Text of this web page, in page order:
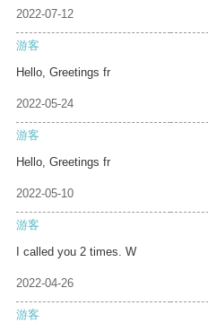
2022-07-12
游客
Hello, Greetings fr
2022-05-24
游客
Hello, Greetings fr
2022-05-10
游客
I called you 2 times. W
2022-04-26
游客